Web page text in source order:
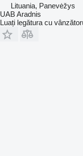
Lituania, Panevėžys
UAB Aradnis
Luați legătura cu